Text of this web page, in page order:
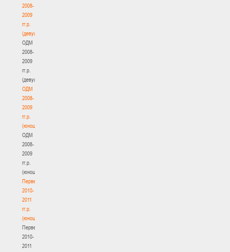
2008-
2009
гг.р.
(девушки)
ОДМ
2008-
2009
гг.р.
(девушки)
ОДМ
2008-
2009
гг.р.
(юноши)
ОДМ
2008-
2009
гг.р.
(юноши)
Первенство
2010-
2011
гг.р.
(юноши)
Первенство
2010-
2011